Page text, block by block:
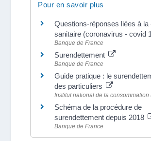
Pour en savoir plus
Questions-réponses liées à la
sanitaire (coronavirus - covid
Banque de France
Surendettement
Banque de France
Guide pratique : le
des particuliers
Institut national de la consommation
Schéma de la procédure de
surendettement depuis 2018
Banque de France